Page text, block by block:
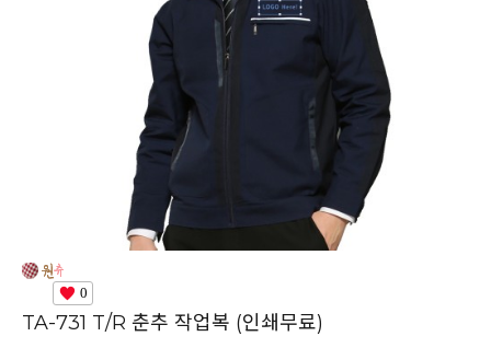
0
TA-731 T/R 춘추 작업복 (인쇄무료)